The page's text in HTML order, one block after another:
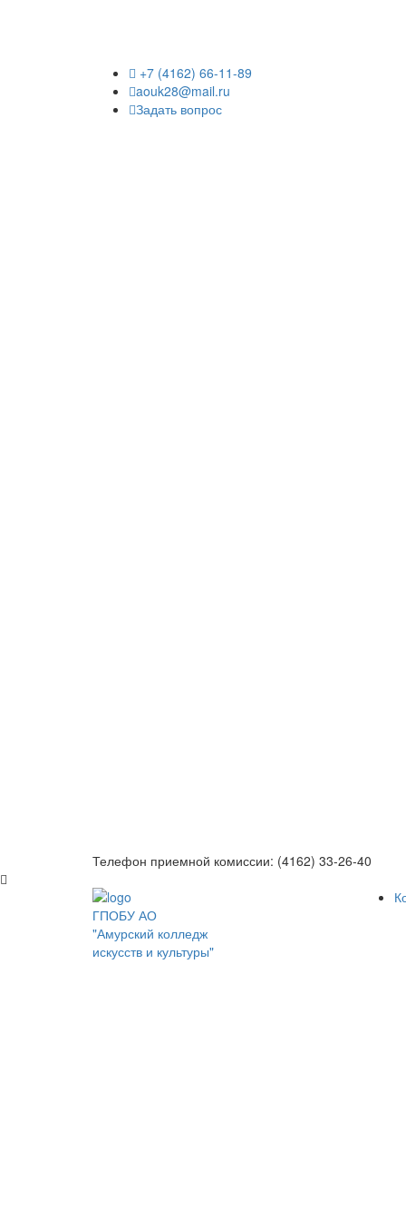
+7 (4162) 66-11-89
aouk28@mail.ru
Задать вопрос
Телефон приемной комиссии: (4162) 33-26-40
ГПОБУ АО
"Амурский колледж
искусств и культуры"